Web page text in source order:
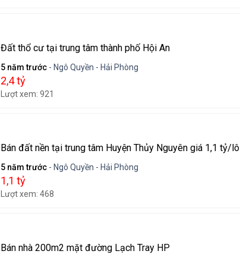
Đất thổ cư tại trung tâm thành phố Hội An
5 năm trước - Ngô Quyền - Hải Phòng
2,4 tỷ
Lượt xem: 921
Bán đất nền tại trung tâm Huyện Thủy Nguyên giá 1,1 tỷ/lô
5 năm trước - Ngô Quyền - Hải Phòng
1,1 tỷ
Lượt xem: 468
Bán nhà 200m2 mặt đường Lạch Tray HP